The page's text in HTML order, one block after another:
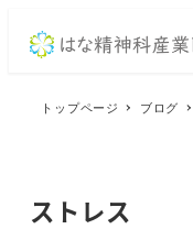
トップページ ブログ
ストレス